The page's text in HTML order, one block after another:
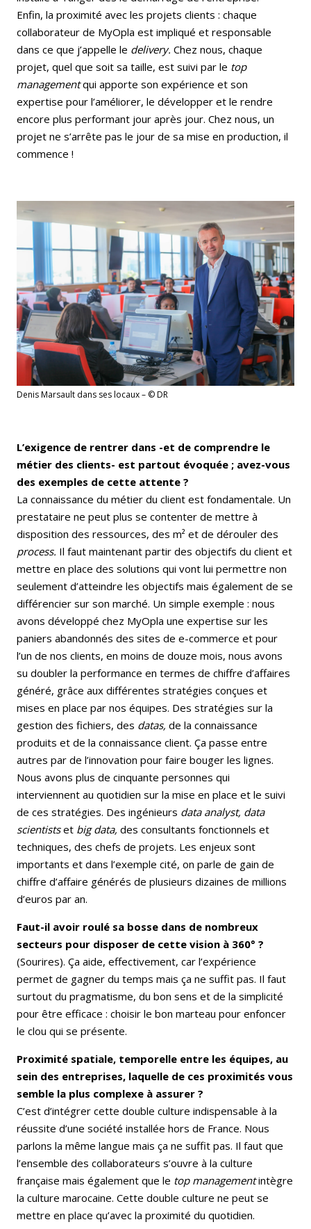
Enfin, la proximité avec les projets clients : chaque
collaborateur de MyOpla est impliqué et responsable
dans ce que j’appelle le delivery. Chez nous, chaque
projet, quel que soit sa taille, est suivi par le top
managementqui apporte son expérience et son
expertise pour l’améliorer, le développer et le rendre
encore plus performant jour après jour. Chez nous, un
projet ne s’arrête pas le jour de sa mise en production, il
commence !
Denis Marsault dans ses locaux – © DR
L’exigence de rentrer dans -et de comprendre le
métier des clients- est partout évoquée ; avez-vous
des exemples de cette attente ?
La connaissance du métier du client est fondamentale. Un
prestataire ne peut plus se contenter de mettre à
disposition des ressources, des m² et de dérouler des
process. Il faut maintenant partir des objectifs du client et
mettre en place des solutions qui vont lui permettre non
seulement d’atteindre les objectifs mais également de se
différencier sur son marché. Un simple exemple : nous
avons développé chez MyOpla une expertise sur les
paniers abandonnés des sites de e-commerce et pour
l’un de nos clients, en moins de douze mois, nous avons
su doubler la performance en termes de chiffre d’affaires
généré, grâce aux différentes stratégies conçues et
mises en place par nos équipes. Des stratégies sur la
gestion des fichiers, des datas, de la connaissance
produits et de la connaissance client. Ça passe entre
autres par de l’innovation pour faire bouger les lignes.
Nous avons plus de cinquante personnes qui
interviennent au quotidien sur la mise en place et le suivi
de ces stratégies. Des ingénieurs data analyst, data
scientistset big data, des consultants fonctionnels et
techniques, des chefs de projets. Les enjeux sont
importants et dans l’exemple cité, on parle de gain de
chiffre d’affaire générés de plusieurs dizaines de millions
d’euros par an.
Faut-il avoir roulé sa bosse dans de nombreux
secteurs pour disposer de cette vision à 360° ?
(Sourires). Ça aide, effectivement, car l’expérience
permet de gagner du temps mais ça ne suffit pas. Il faut
surtout du pragmatisme, du bon sens et de la simplicité
pour être efficace : choisir le bon marteau pour enfoncer
le clou qui se présente.
Proximité spatiale, temporelle entre les équipes, au
sein des entreprises, laquelle de ces proximités vous
semble la plus complexe à assurer ?
C’est d’intégrer cette double culture indispensable à la
réussite d’une société installée hors de France. Nous
parlons la même langue mais ça ne suffit pas. Il faut que
l’ensemble des collaborateurs s’ouvre à la culture
française mais également que le top managementintègre
la culture marocaine. Cette double culture ne peut se
mettre en place qu’avec la proximité du quotidien.